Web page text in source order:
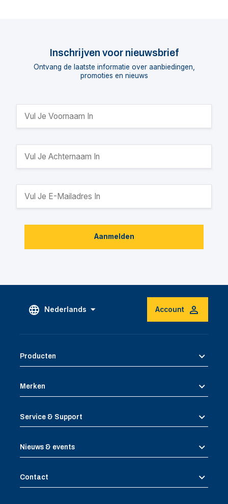
Inschrijven voor nieuwsbrief
Ontvang de laatste informatie over aanbiedingen,
promoties en nieuws
Aanmelden
Nederlands Account
Producten
Merken
Service & Support
Nieuws & events
Contact